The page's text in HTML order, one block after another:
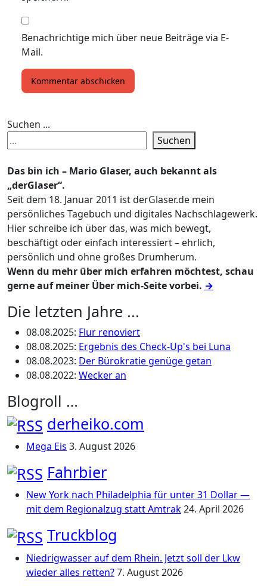
Benachrichtige mich über neue Beiträge via E-
Mail.
Suchen ...
Suchen
Das bin ich – Mario Glaser, auch bekannt als
„derGlaser“.
Seit dem 18. Januar 2011 ist derGlaser.de mein
persönliches Tagebuch und digitales Nachschlagewerk.
Hier schreibe ich über das, was mich bewegt,
beschäftigt oder einfach interessiert – ehrlich,
persönlich und ohne großes Drumherum.
Wenn du mehr über mich erfahren möchtest, schau
gerne auf meiner Über mich-Seite vorbei. →
Die letzten Jahre ...
08.08.2025: Flur renoviert
08.08.2025: Ergebnis des Check-Up's bei Luna
08.08.2023: Der Bürokratie genüge getan
08.08.2022: Wecker an
Blogroll …
derheiko.com
Mega Eis 3. August 2026
Fahrbier
New York nach Philadelphia für unter 31 Dollar —
mit dem Regionalzug statt Amtrak24. April 2026
Truckblog
Niedrigwasser auf dem Rhein. Jetzt soll der Lkw
wieder alles retten?7. August 2026